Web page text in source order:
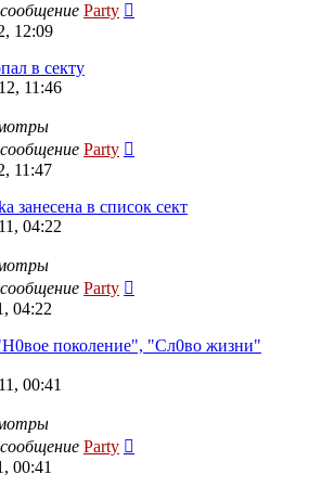
Party
12:09
в секту
11:46
Party
11:47
занесена в список сект
04:22
Party
04:22
поколение", "Сл0во жизни"
00:41
Party
00:41